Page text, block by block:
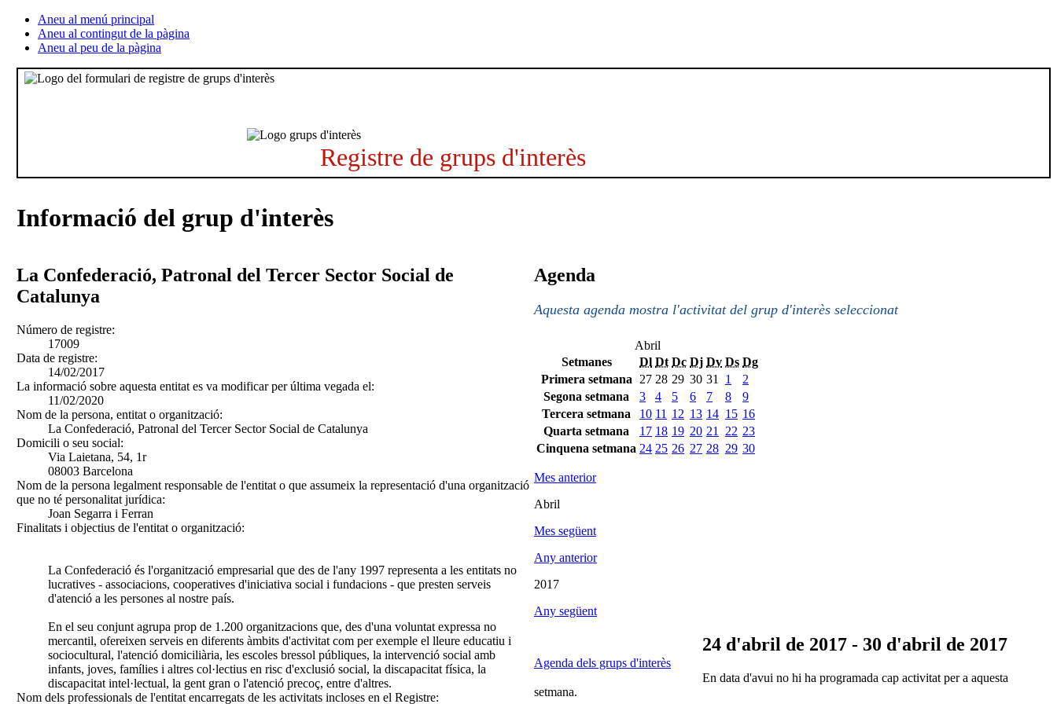
Aneu al menú principal
Aneu al contingut de la pàgina
Aneu al peu de la pàgina
Registre de grups d'interès
Informació del grup d'interès
La Confederació, Patronal del Tercer Sector Social de
Catalunya
Número de registre:
17009
Data de registre:
14/02/2017
La informació sobre aquesta entitat es va modificar per última vegada el:
11/02/2020
Nom de la persona, entitat o organització:
La Confederació, Patronal del Tercer Sector Social de Catalunya
Domicili o seu social:
Via Laietana, 54, 1r
08003 Barcelona
Nom de la persona legalment responsable de l'entitat o que assumeix la representació d'una organització
que no té personalitat jurídica:
Joan Segarra i Ferran
Finalitats i objectius de l'entitat o organització:
La Confederació és l'organització empresarial que des de l'any 1997 representa a les entitats no
lucratives - associacions, cooperatives d'iniciativa social i fundacions - que presten serveis
d'atenció a les persones al nostre país.
En el seu conjunt agrupa prop de 1.200 organitzacions que, des d'una voluntat expressa no
mercantil, ofereixen serveis en diferents àmbits d'activitat com per exemple el lleure educatiu i
sociocultural, l'atenció domiciliària, les escoles bressol públiques, la intervenció social amb
infants, joves, famílies i altres col·lectius en risc d'exclusió social, la discapacitat física, la
discapacitat intel·lectual, la gent gran o l'atenció precoç, entre d'altres.
Nom dels professionals de l'entitat encarregats de les activitats incloses en el Registre:
Agenda
Aquesta agenda mostra l'activitat del grup d'interès seleccionat
Abril
Setmanes
Dl Dt Dc Dj Dv Ds Dg
Primera setmana
27 28 29 30 31 1
2
Segona setmana
3 4 5 6 7 8
9
Tercera setmana
10 11 12 13 14 15 16
Quarta setmana
17 18 19 20 21 22 23
Cinquena setmana 24 25 26 27 28 29 30
Mes anterior
Abril
Mes següent
Any anterior
2017
Any següent
Agenda dels grups d'interès
24 d'abril de 2017 - 30 d'abril de 2017
En data d'avui no hi ha programada cap activitat per a aquesta
setmana.